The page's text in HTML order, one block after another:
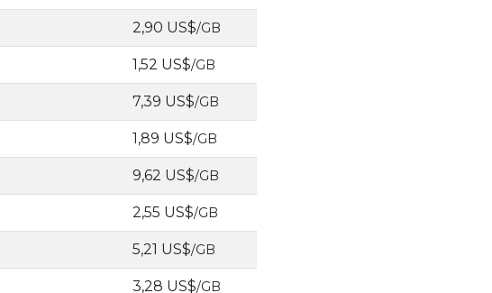
2,90 US$/GB
1,52 US$/GB
7,39 US$/GB
1,89 US$/GB
9,62 US$/GB
2,55 US$/GB
5,21 US$/GB
3,28 US$/GB